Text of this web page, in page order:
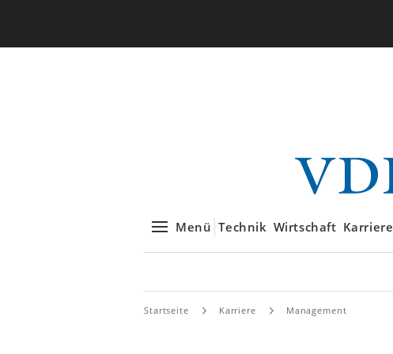
Menü Technik Wirtschaft Karriere
Startseite Karriere Management